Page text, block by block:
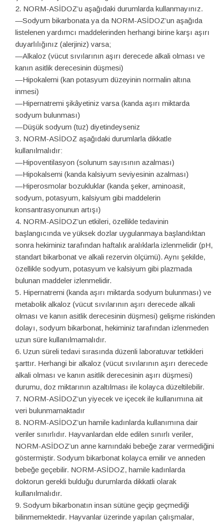
NORM-ASİDOZ’u aşağıdaki durumlarda kullanmayınız.
—Sodyum bikarbonata ya da NORM-ASİDOZ’un aşağıda
listelenen yardımcı maddelerinden herhangi birine karşı aşırı
duyarlılığınız (alerjiniz) varsa;
—Alkaloz (vücut sıvılarının aşırı derecede alkali olması ve
kanın asitlik derecesinin düşmesi)
—Hipokalemi (kan potasyum düzeyinin normalin altına
inmesi)
—Hipernatremi şikâyetiniz varsa (kanda aşırı miktarda
sodyum bulunması)
—Düşük sodyum (tuz) diyetindeyseniz
NORM-ASİDOZ aşağıdaki durumlarla dikkatle
kullanılmalıdır:
—Hipoventilasyon (solunum sayısının azalması)
—Hipokalsemi (kanda kalsiyum seviyesinin azalması)
—Hiperosmolar bozukluklar (kanda şeker, aminoasit,
sodyum, potasyum, kalsiyum gibi maddelerin
konsantrasyonunun artışı)
NORM-ASİDOZ’un etkileri, özellikle tedavinin
başlangıcında ve yüksek dozlar uygulanmaya başlandıktan
sonra hekiminiz tarafından haftalık aralıklarla izlenmelidir (pH,
standart bikarbonat ve alkali rezervin ölçümü). Aynı şekilde,
özellikle sodyum, potasyum ve kalsiyum gibi plazmada
bulunan maddeler izlenmelidir.
Hipernatremi (kanda aşırı miktarda sodyum bulunması) ve
metabolik alkaloz (vücut sıvılarının aşırı derecede alkali
olması ve kanın asitlik derecesinin düşmesi) gelişme riskinden
dolayı, sodyum bikarbonat, hekiminiz tarafından izlenmeden
uzun süre kullanılmamalıdır.
Uzun süreli tedavi sırasında düzenli laboratuvar tetkikleri
şarttır. Herhangi bir alkaloz (vücut sıvılarının aşırı derecede
alkali olması ve kanın asitlik derecesinin aşırı düşmesi)
durumu, doz miktarının azaltılması ile kolayca düzeltilebilir.
NORM-ASİDOZ’un yiyecek ve içecek ile kullanımına ait
veri bulunmamaktadır
NORM-ASİDOZ’un hamile kadınlarda kullanımına dair
veriler sınırlıdır. Hayvanlardan elde edilen sınırlı veriler,
NORM-ASİDOZ’un anne karnındaki bebeğe zarar vermediğini
göstermiştir. Sodyum bikarbonat kolayca emilir ve anneden
bebeğe geçebilir. NORM-ASİDOZ, hamile kadınlarda
doktorun gerekli bulduğu durumlarda dikkatli olarak
kullanılmalıdır.
Sodyum bikarbonatın insan sütüne geçip geçmediği
bilinmemektedir. Hayvanlar üzerinde yapılan çalışmalar,